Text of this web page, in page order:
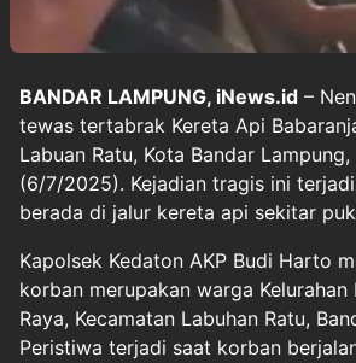
BANDAR LAMPUNG, iNews.id –
tewas tertabrak Kereta Api
Labuan Ratu, Kota Bandar
(6/7/2025). Kejadian tragis ini
berada di jalur kereta api sekitar
Kapolsek Kedaton AKP Budi Harto
korban merupakan warga Kelurahan
Raya, Kecamatan Labuhan Ratu,
Peristiwa terjadi saat korban